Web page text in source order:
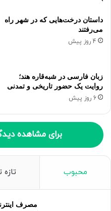
داستان درخت‌هایی که در شهر راه
می‌رفتند
4 روز پیش
زبان فارسی در شبه‌قاره هند؛
روایت یک حضور تاریخی و تمدنی
6 روز پیش
برای مشاهده
محبوب تازه
مصرف